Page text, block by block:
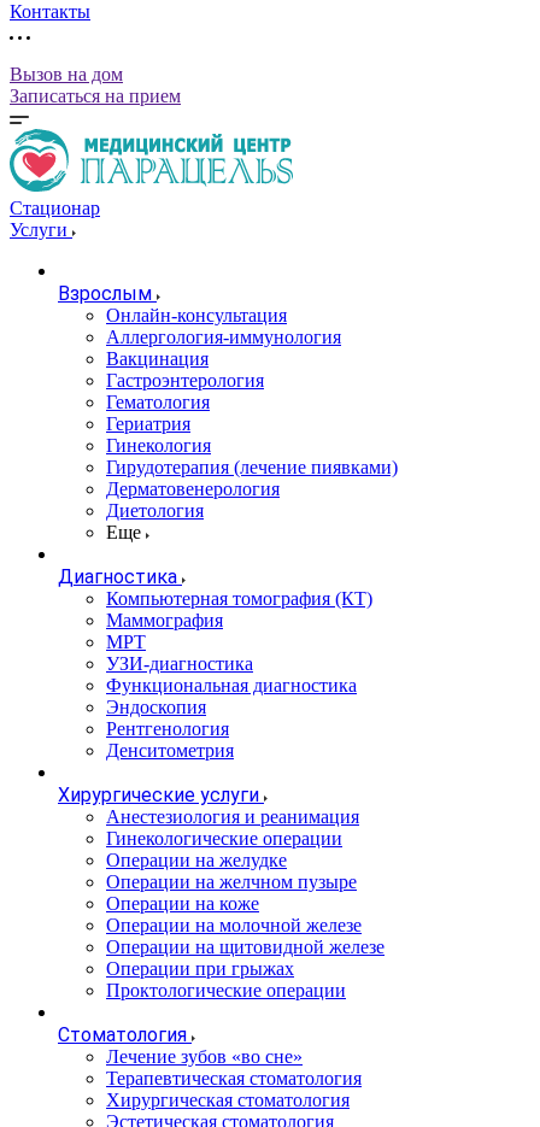
Контакты
Вызов на дом
Записаться на прием
Стационар
Услуги
Взрослым
Онлайн-консультация
Аллергология-иммунология
Вакцинация
Гастроэнтерология
Гематология
Гериатрия
Гинекология
Гирудотерапия (лечение пиявками)
Дерматовенерология
Диетология
Еще
Диагностика
Компьютерная томография (КТ)
Маммография
МРТ
УЗИ-диагностика
Функциональная диагностика
Эндоскопия
Рентгенология
Денситометрия
Хирургические услуги
Анестезиология и реанимация
Гинекологические операции
Операции на желудке
Операции на желчном пузыре
Операции на коже
Операции на молочной железе
Операции на щитовидной железе
Операции при грыжах
Проктологические операции
Стоматология
Лечение зубов «во сне»
Терапевтическая стоматология
Хирургическая стоматология
Эстетическая стоматология